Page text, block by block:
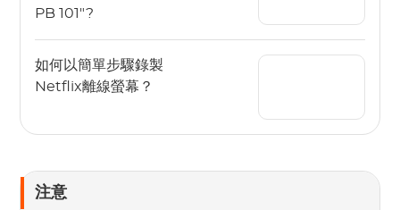
PB 101"?
如何以簡單步驟錄製
Netflix離線螢幕？
注意